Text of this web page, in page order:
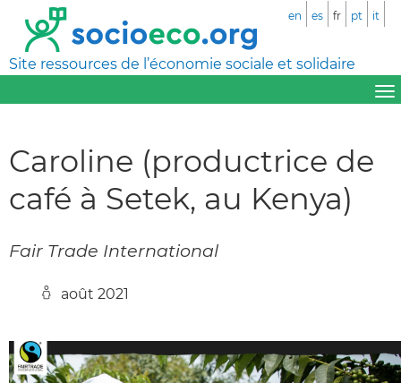
Site ressources de l’économie sociale et solidaire
en es fr pt it
Caroline (productrice de
café à Setek, au Kenya)
Fair Trade International
août 2021